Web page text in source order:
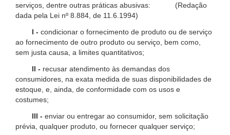
serviços, dentre outras práticas abusivas: (Redação
dada pela Lei nº 8.884, de 11.6.1994)
I - condicionar o fornecimento de produto ou de serviço
ao fornecimento de outro produto ou serviço, bem como,
sem justa causa, a limites quantitativos;
II - recusar atendimento às demandas dos
consumidores, na exata medida de suas disponibilidades de
estoque, e, ainda, de conformidade com os usos e
costumes;
III - enviar ou entregar ao consumidor, sem solicitação
prévia, qualquer produto, ou fornecer qualquer serviço;